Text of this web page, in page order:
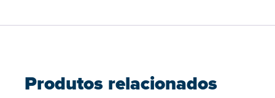
Produtos relacionados